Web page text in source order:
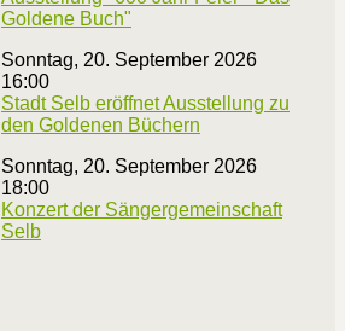
Goldene Buch"
Sonntag, 20. September 2026
16:00
Stadt Selb eröffnet Ausstellung zu
den Goldenen Büchern
Sonntag, 20. September 2026
18:00
Konzert der Sängergemeinschaft
Selb